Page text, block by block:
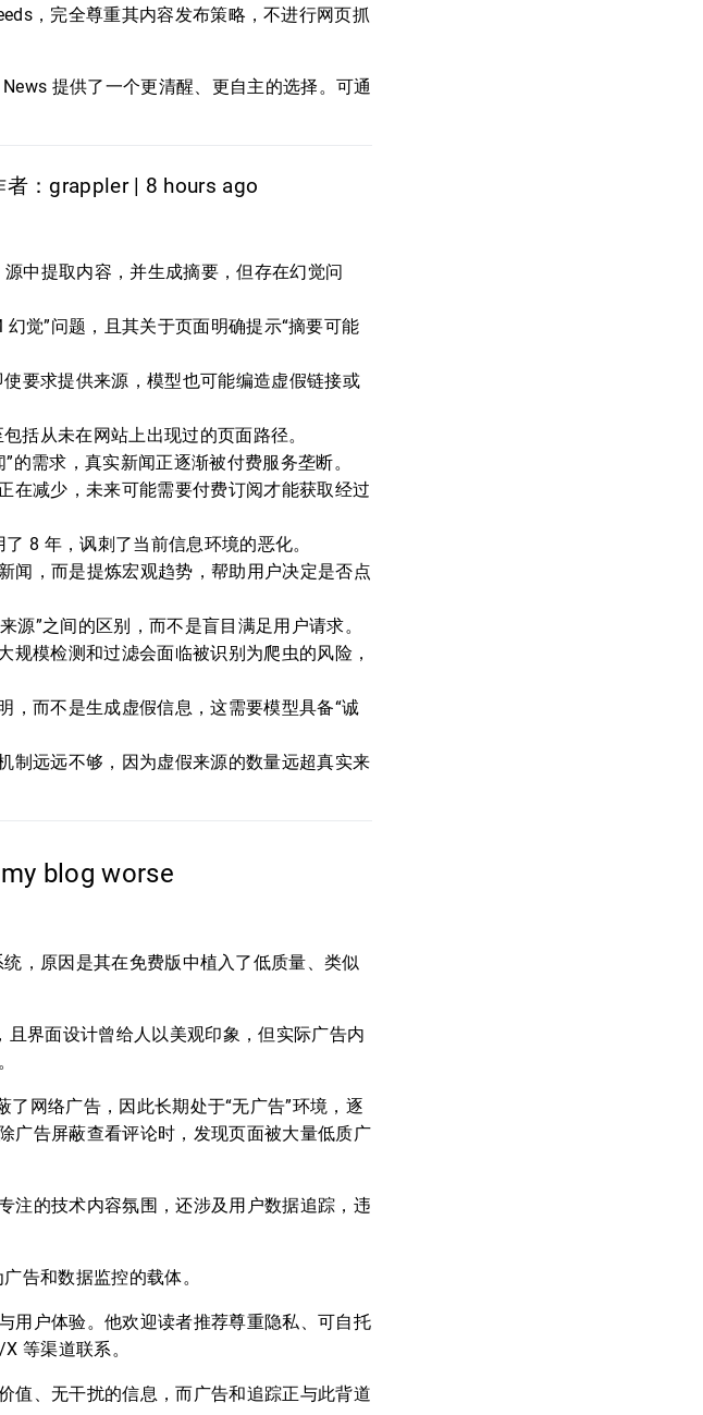
，完全尊重其内容发布策略，不进行网页抓
提供了一个更清醒、更自主的选择。可通
：grappler | 8 hours ago
中提取内容，并生成摘要，但存在幻觉问
觉”问题，且其关于页面明确提示“摘要可能
要求提供来源，模型也可能编造虚假链接或
括从未在网站上出现过的页面路径。
需求，真实新闻正逐渐被付费服务垄断。
在减少，未来可能需要付费订阅才能获取经过
8 年，讽刺了当前信息环境的恶化。
闻，而是提炼宏观趋势，帮助用户决定是否点
源”之间的区别，而不是盲目满足用户请求。
模检测和过滤会面临被识别为爬虫的风险，
，而不是生成虚假信息，这需要模型具备“诚
制远远不够，因为虚假来源的数量远超真实来
blog worse
，原因是其在免费版中植入了低质量、类似
界面设计曾给人以美观印象，但实际广告内
网络广告，因此长期处于“无广告”环境，逐
广告屏蔽查看评论时，发现页面被大量低质广
注的技术内容氛围，还涉及用户数据追踪，违
告和数据监控的载体。
用户体验。他欢迎读者推荐尊重隐私、可自托
等渠道联系。
值、无干扰的信息，而广告和追踪正与此背道